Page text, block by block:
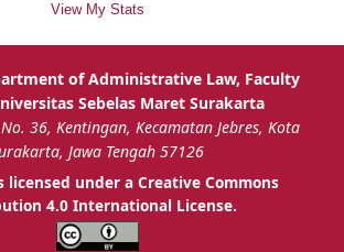
View My Stats
licensed under a Creative Commons
4.0 International License.